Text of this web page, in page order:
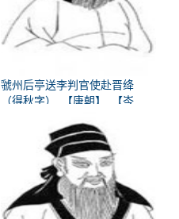
虢州后亭送李判官使赴晋绛
（得秋字）_【唐朝】_【岑